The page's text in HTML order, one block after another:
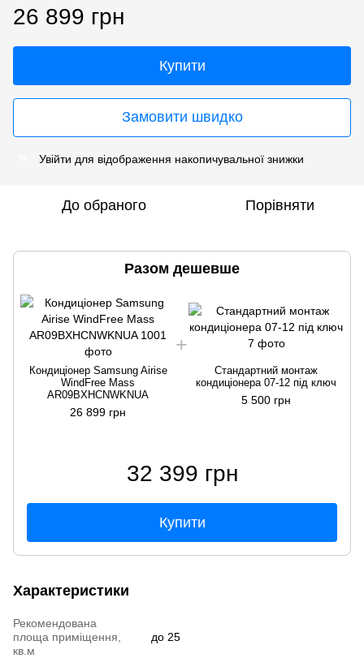
26 899 грн
Купити
Замовити швидко
Увійти для відображення накопичувальної знижки
До обраного Порівняти
Разом дешевше
Кондиціонер Samsung Airise
WindFree Mass
AR09BXHCNWKNUA
26 899 грн
Стандартний монтаж
кондиціонера 07-12 під ключ
5 500 грн
32 399 грн
Купити
Характеристики
Рекомендована
площа приміщення,
кв.м
до 25